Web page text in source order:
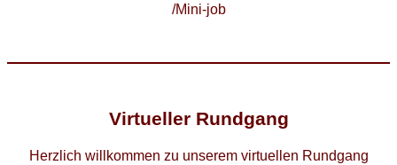
/Mini-job
Virtueller Rundgang
Herzlich willkommen zu unserem virtuellen Rundgang